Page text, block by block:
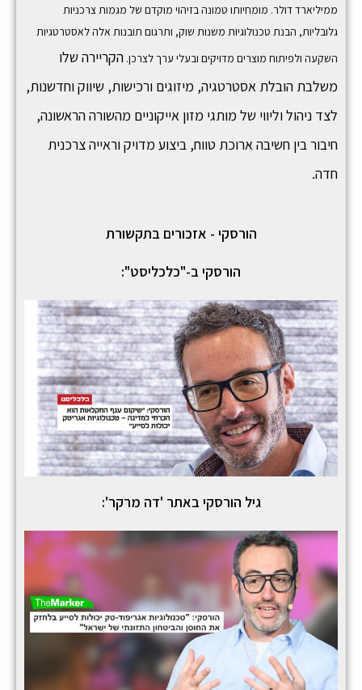
ממיליארד דולר. מומחיותו טמונה בזיהוי מוקדם של מגמות צרכניות
גלובליות, הבנת טכנולוגיות משנות שוק, ותרגום תובנות אלה לאסטרטגיות
השקעה ולפיתוח מוצרים מדויקים ובעלי ערך לצרכן. הקריירה שלו
משלבת הובלת אסטרטגיה, מיזוגים ורכישות, שיווק וחדשנות,
לצד ניהול וליווי של מותגי מזון אייקוניים מהשורה הראשונה,
חיבור בין חשיבה ארוכת טווח, ביצוע מדויק וראייה צרכנית
חדה.
הורסקי - אזכורים בתקשורת
הורסקי ב-"כלכליסט":
גיל הורסקי באתר 'דה מרקר':